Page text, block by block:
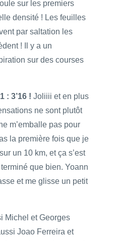
sur les premiers
densité ! Les feuilles
par saltation les
! Il y a un
sur des courses
: 3’16 ! Joliiii et en plus
ne sont plutôt
m’emballe pas pour
la première fois que je
un 10 km, et ça s’est
que bien. Yoann
et me glisse un petit
Michel et Georges
Joao Ferreira et